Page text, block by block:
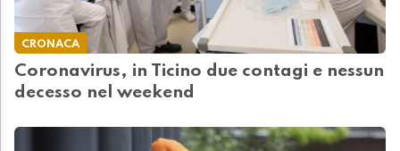
CRONACA
Coronavirus, in Ticino due contagi e nessun
decesso nel weekend